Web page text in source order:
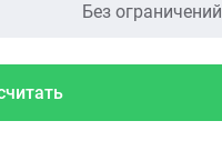
Без ограничений